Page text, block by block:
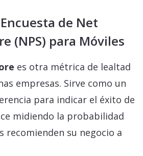
de Net
(NPS) para Móviles
es otra métrica de lealtad
empresas. Sirve como un
para indicar el éxito de
midiendo la probabilidad
recomienden su negocio a